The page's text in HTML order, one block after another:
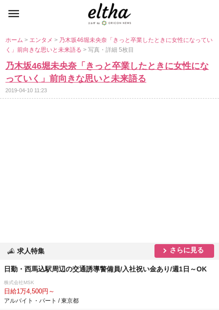
ホーム> エンタメ> 乃木坂46堀未央奈「きっと卒業したときに女性になってい
く」前向きな思いと未来語る> 写真・詳細 5枚目
乃木坂46堀未央奈「きっと卒業したときに女性にな
っていく」前向きな思いと未来語る
2019-04-10 11:23
求人特集 さらに見る
日勤・西馬込駅周辺の交通誘導警備員/入社祝い金あり/週1日～OK
株式会社MSK
日給1万4,500円～
アルバイト・パート / 東京都